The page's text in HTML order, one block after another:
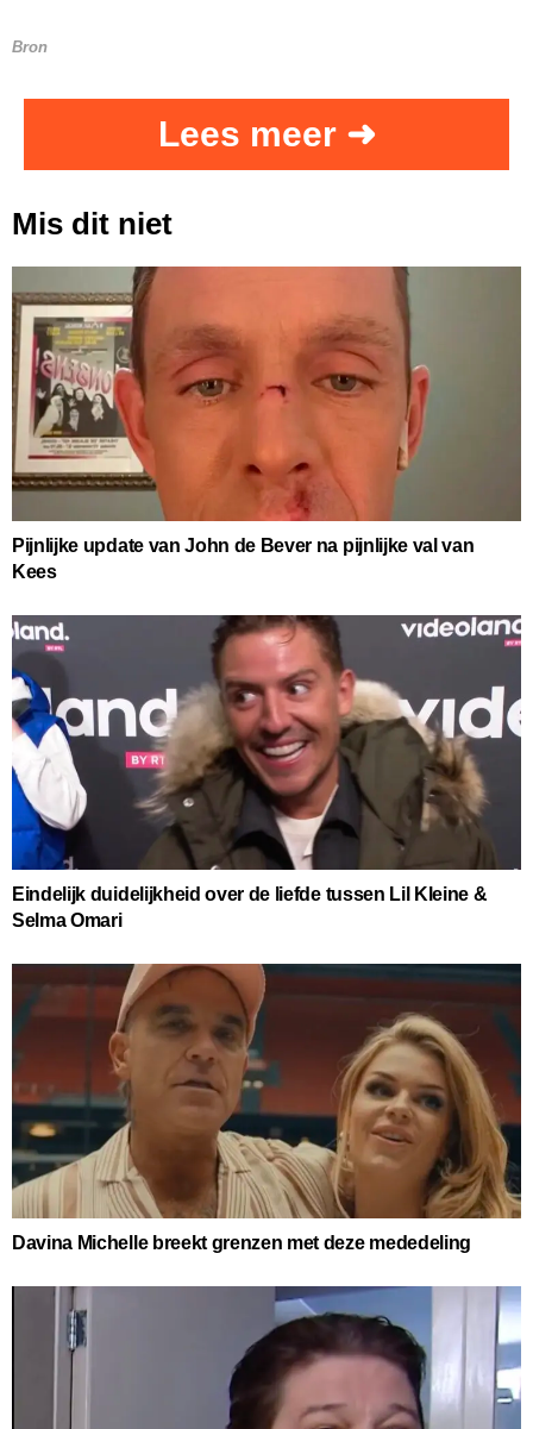
Bron
Lees meer ➜
Mis dit niet
Pijnlijke update van John de Bever na pijnlijke val van
Kees
Eindelijk duidelijkheid over de liefde tussen Lil Kleine &
Selma Omari
Davina Michelle breekt grenzen met deze mededeling